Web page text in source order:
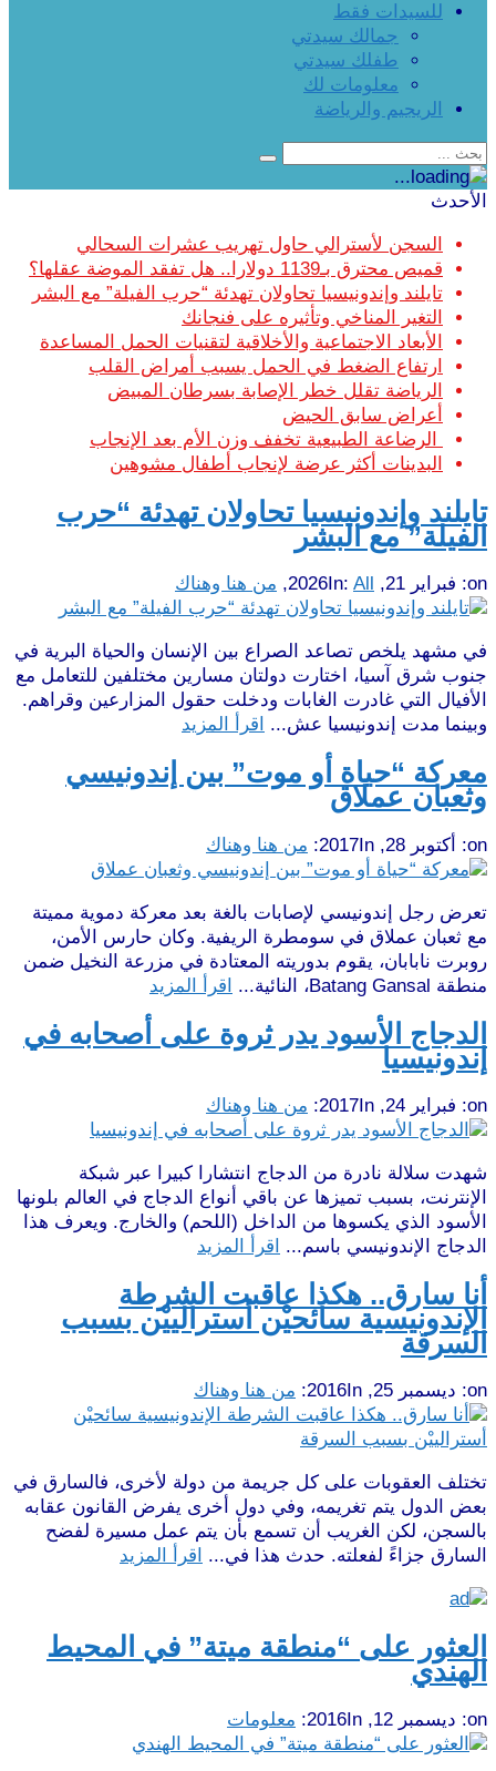
للسيدات فقط
جمالك سيدتي
طفلك سيدتي
معلومات لك
الريجيم والرياضة
الأحدث
السجن لأسترالي حاول تهريب عشرات السحالي
قميص محترق بـ1139 دولارا.. هل تفقد الموضة عقلها؟
تايلند وإندونيسيا تحاولان تهدئة “حرب الفيلة” مع البشر
التغير المناخي وتأثيره على فنجانك
الأبعاد الاجتماعية والأخلاقية لتقنيات الحمل المساعدة
ارتفاع الضغط في الحمل يسبب أمراض القلب
الرياضة تقلل خطر الإصابة بسرطان المبيض
أعراض سابق الحيض
الرضاعة الطبيعية تخفف وزن الأم بعد الإنجاب
البدينات أكثر عرضة لإنجاب أطفال مشوهين
تايلند وإندونيسيا تحاولان تهدئة “حرب
الفيلة” مع البشر
on: فبراير 21, 2026 In: All
, من هنا وهناك
في مشهد يلخص تصاعد الصراع بين الإنسان والحياة البرية في
جنوب شرق آسيا، اختارت دولتان مسارين مختلفين للتعامل مع
الأفيال التي غادرت الغابات ودخلت حقول المزارعين وقراهم.
وبينما مدت إندونيسيا عش...
اقرأ المزيد
معركة “حياة أو موت” بين إندونيسي
وثعبان عملاق
on: أكتوبر 28, 2017 In: من هنا وهناك
تعرض رجل إندونيسي لإصابات بالغة بعد معركة دموية مميتة
مع ثعبان عملاق في سومطرة الريفية. وكان حارس الأمن،
روبرت نابابان، يقوم بدوريته المعتادة في مزرعة النخيل ضمن
منطقة Batang Gansal، النائية...
اقرأ المزيد
الدجاج الأسود يدر ثروة على أصحابه في
إندونيسيا
on: فبراير 24, 2017 In: من هنا وهناك
شهدت سلالة نادرة من الدجاج انتشارا كبيرا عبر شبكة
الإنترنت، بسبب تميزها عن باقي أنواع الدجاج في العالم بلونها
الأسود الذي يكسوها من الداخل (اللحم) والخارج. ويعرف هذا
الدجاج الإندونيسي باسم...
اقرأ المزيد
أنا سارق.. هكذا عاقبت الشرطة
الإندونيسية سائحيْن أسترالييْن بسبب
السرقة
on: ديسمبر 25, 2016 In: من هنا وهناك
تختلف العقوبات على كل جريمة من دولة لأخرى، فالسارق في
بعض الدول يتم تغريمه، وفي دول أخرى يفرض القانون عقابه
بالسجن، لكن الغريب أن تسمع بأن يتم عمل مسيرة لفضح
السارق جزاءً لفعلته. حدث هذا في...
اقرأ المزيد
العثور على “منطقة ميتة” في المحيط
الهندي
on: ديسمبر 12, 2016 In: معلومات